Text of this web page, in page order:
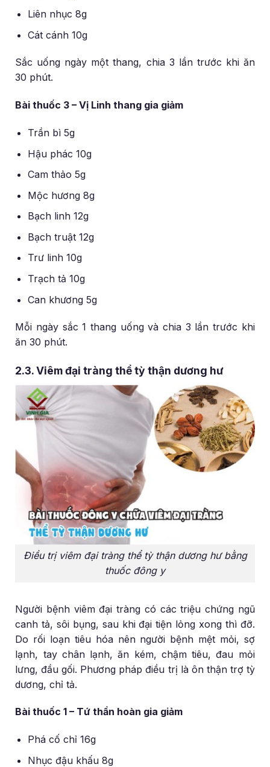
Liên nhục 8g
Cát cánh 10g
Sắc uống ngày một thang, chia 3 lần trước khi ăn
30 phút.
Bài thuốc 3 – Vị Linh thang gia giảm
Trần bì 5g
Hậu phác 10g
Cam thảo 5g
Mộc hương 8g
Bạch linh 12g
Bạch truật 12g
Trư linh 10g
Trạch tả 10g
Can khương 5g
Mỗi ngày sắc 1 thang uống và chia 3 lần trước khi
ăn 30 phút.
2.3. Viêm đại tràng thể tỳ thận dương hư
Điều trị viêm đại tràng thể tỳ thận dương hư bằng
thuốc đông y
Người bệnh viêm đại tràng có các triệu chứng ngũ
canh tả, sôi bụng, sau khi đại tiện lỏng xong thì đỡ.
Do rối loạn tiêu hóa nên người bệnh mệt mỏi, sợ
lạnh, tay chân lạnh, ăn kém, chậm tiêu, đau mỏi
lưng, đầu gối. Phương pháp điều trị là ôn thận trợ tỳ
dương, chỉ tả.
Bài thuốc 1 – Tứ thần hoàn gia giảm
Phá cố chỉ 16g
Nhục đậu khấu 8g